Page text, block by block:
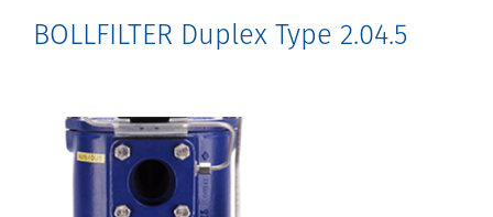
BOLLFILTER Duplex Type 2.04.5